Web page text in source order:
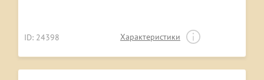
ID: 24398 Характеристики